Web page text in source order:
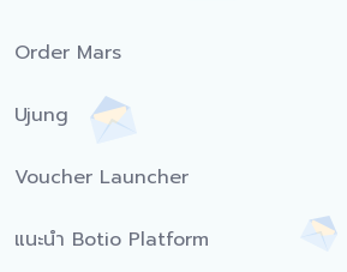
Order Mars
Ujung
Voucher Launcher
แนะนำ Botio Platform